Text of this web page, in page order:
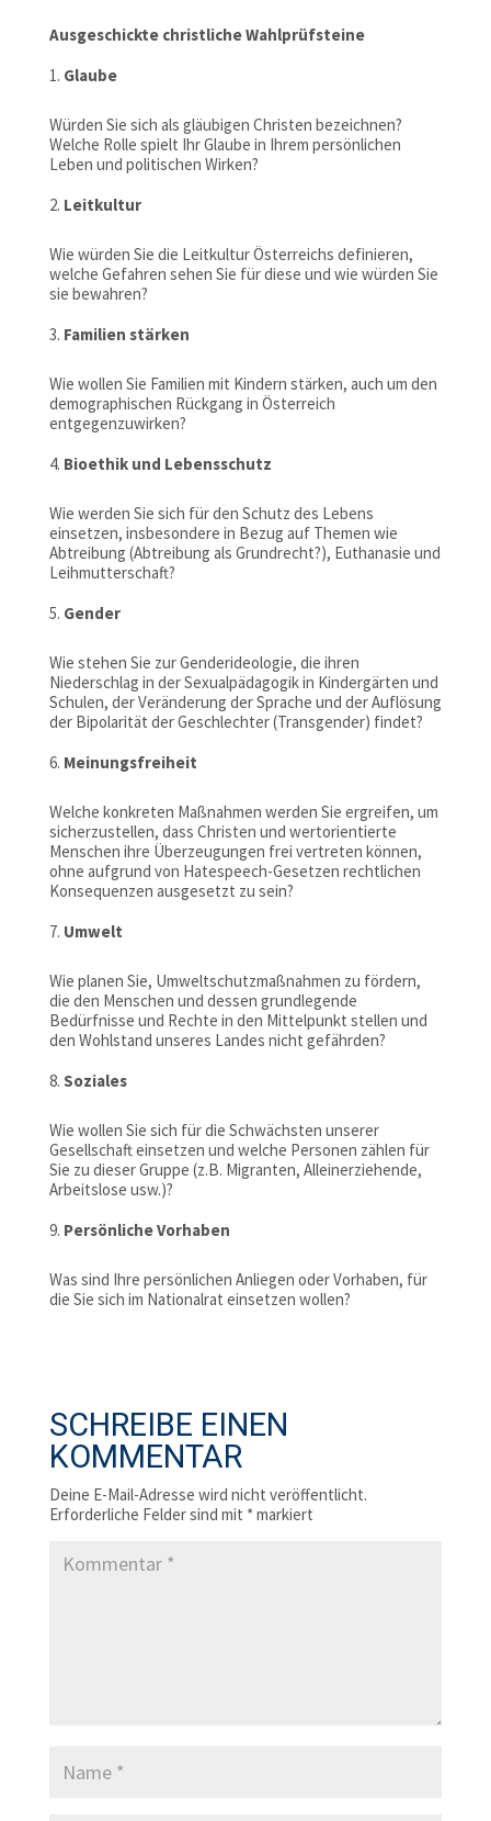
Ausgeschickte christliche Wahlprüfsteine
Glaube
Würden Sie sich als gläubigen Christen bezeichnen?
Welche Rolle spielt Ihr Glaube in Ihrem persönlichen
Leben und politischen Wirken?
Leitkultur
Wie würden Sie die Leitkultur Österreichs definieren,
welche Gefahren sehen Sie für diese und wie würden Sie
sie bewahren?
Familien stärken
Wie wollen Sie Familien mit Kindern stärken, auch um den
demographischen Rückgang in Österreich
entgegenzuwirken?
Bioethik und Lebensschutz
Wie werden Sie sich für den Schutz des Lebens
einsetzen, insbesondere in Bezug auf Themen wie
Abtreibung (Abtreibung als Grundrecht?), Euthanasie und
Leihmutterschaft?
Gender
Wie stehen Sie zur Genderideologie, die ihren
Niederschlag in der Sexualpädagogik in Kindergärten und
Schulen, der Veränderung der Sprache und der Auflösung
der Bipolarität der Geschlechter (Transgender) findet?
Meinungsfreiheit
Welche konkreten Maßnahmen werden Sie ergreifen, um
sicherzustellen, dass Christen und wertorientierte
Menschen ihre Überzeugungen frei vertreten können,
ohne aufgrund von Hatespeech-Gesetzen rechtlichen
Konsequenzen ausgesetzt zu sein?
Umwelt
Wie planen Sie, Umweltschutzmaßnahmen zu fördern,
die den Menschen und dessen grundlegende
Bedürfnisse und Rechte in den Mittelpunkt stellen und
den Wohlstand unseres Landes nicht gefährden?
Soziales
Wie wollen Sie sich für die Schwächsten unserer
Gesellschaft einsetzen und welche Personen zählen für
Sie zu dieser Gruppe (z.B. Migranten, Alleinerziehende,
Arbeitslose usw.)?
Persönliche Vorhaben
Was sind Ihre persönlichen Anliegen oder Vorhaben, für
die Sie sich im Nationalrat einsetzen wollen?
SCHREIBE EINEN
KOMMENTAR
Deine E-Mail-Adresse wird nicht veröffentlicht.
Erforderliche Felder sind mit *markiert